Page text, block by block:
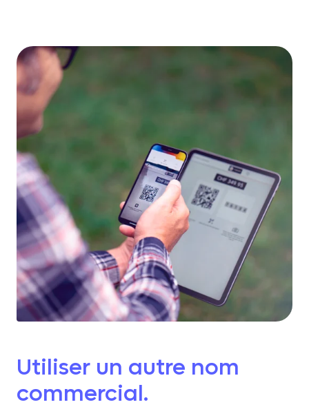
Utiliser un autre nom
commercial.